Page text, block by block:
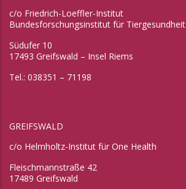
c/o Friedrich-Loeffler-Institut
Bundesforschungsinstitut für Tiergesundheit
Südufer 10
17493 Greifswald – Insel Riems
Tel.: 038351 – 71198
GREIFSWALD
c/o Helmholtz-Institut für One Health
Fleischmannstraße 42
17489 Greifswald